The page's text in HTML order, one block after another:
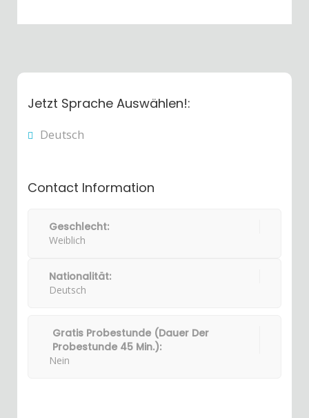
Jetzt Sprache Auswählen!:
Deutsch
Contact Information
Geschlecht:
Weiblich
Nationalität:
Deutsch
Gratis Probestunde (Dauer Der
Probestunde 45 Min.):
Nein